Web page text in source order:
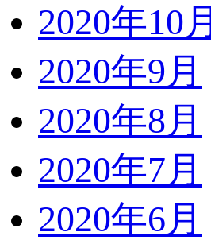
2020年10月
2020年9月
2020年8月
2020年7月
2020年6月